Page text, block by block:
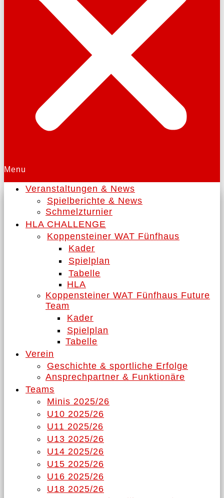
Menu
Veranstaltungen & News
Spielberichte & News
Schmelzturnier
HLA CHALLENGE
Koppensteiner WAT Fünfhaus
Kader
Spielplan
Tabelle
HLA
Koppensteiner WAT Fünfhaus Future
Team
Kader
Spielplan
Tabelle
Verein
Geschichte & sportliche Erfolge
Ansprechpartner & Funktionäre
Teams
Minis 2025/26
U10 2025/26
U11 2025/26
U13 2025/26
U14 2025/26
U15 2025/26
U16 2025/26
U18 2025/26